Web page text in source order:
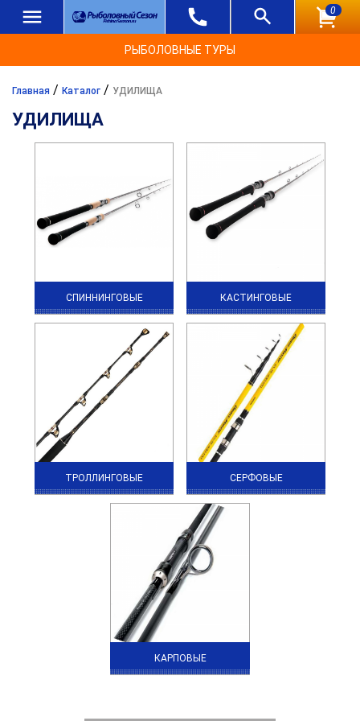
0
РЫБОЛОВНЫЕ ТУРЫ
Главная / Каталог / УДИЛИЩА
УДИЛИЩА
СПИННИНГОВЫЕ КАСТИНГОВЫЕ
ТРОЛЛИНГОВЫЕ СЕРФОВЫЕ
КАРПОВЫЕ